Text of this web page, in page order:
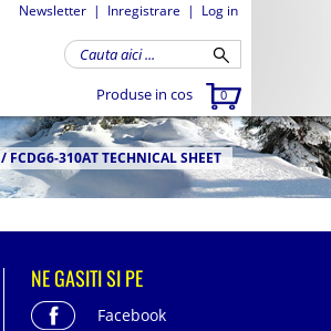
Newsletter | Inregistrare | Log in
Produse in cos 0
/FCDG6-310AT TECHNICAL SHEET
NE GASITI SI PE
Facebook